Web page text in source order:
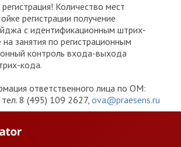
Количество мест
регистрации получение
с идентификационным штрих-
занятия по регистрационным
контроль входа-выхода
кода.
ответственного лица по ОМ:
8 (495) 109 2627, ova@praesens.ru